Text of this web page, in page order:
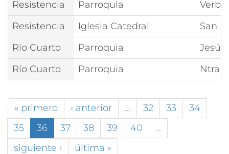
Resistencia
Parroquia
Resistencia
Iglesia Catedral
San
Río Cuarto
Parroquia
Jesús
Río Cuarto
Parroquia Ntra
« primero ‹ anterior … 32 33
34
35
36 37 38 39 40
…
siguiente ›
última »